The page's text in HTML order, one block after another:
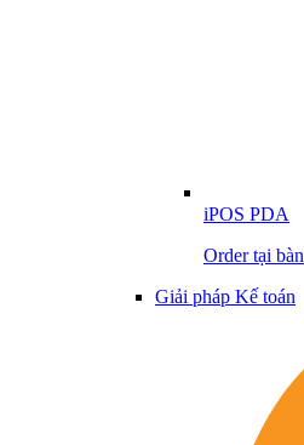
iPOS PDA
Order tại bàn
Giải pháp Kế toán